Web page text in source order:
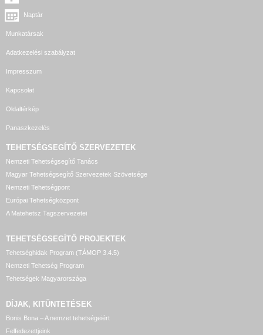
Naptár
Munkatársak
Adatkezelési szabályzat
Impresszum
Kapcsolat
Oldaltérkép
Panaszkezelés
TEHETSÉGSEGÍTŐ SZERVEZETEK
Nemzeti Tehetségsegítő Tanács
Magyar Tehetségsegítő Szervezetek Szövetsége
Nemzeti Tehetségpont
Európai Tehetségközpont
A Matehetsz Tagszervezetei
TEHETSÉGSEGÍTŐ PROJEKTEK
Tehetséghidak Program (TÁMOP 3.4.5)
Nemzeti Tehetség Program
Tehetségek Magyarországa
DÍJAK, KITÜNTETÉSEK
Bonis Bona – A nemzet tehetségeiért
Felfedezettjeink